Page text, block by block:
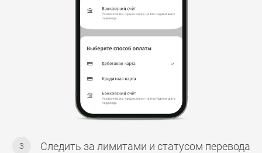
3 Следить за лимитами и статусом перевода